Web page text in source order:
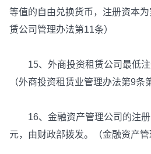
等值的自由兑换货币，注册资本
赁公司管理办法第11条）
15、外商投资租赁公司最低注
（外商投资租赁业管理办法第9条
16、金融资产管理公司的注册
元，由财政部拨发。（金融资产管